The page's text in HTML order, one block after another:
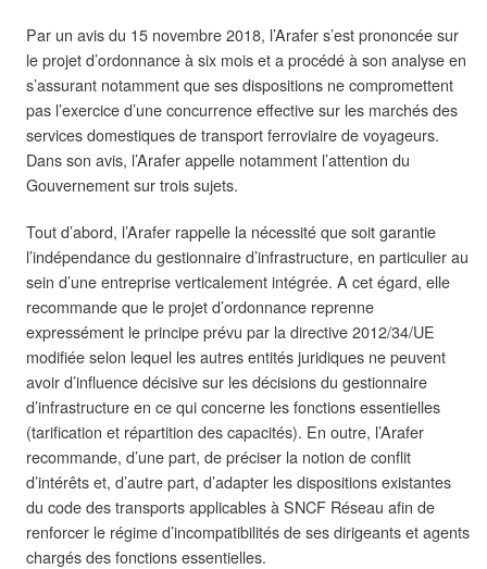
Par un avis du 15 novembre 2018, l’Arafer s’est prononcée sur
le projet d’ordonnance à six mois et a procédé à son analyse en
s’assurant notamment que ses dispositions ne compromettent
pas l’exercice d’une concurrence effective sur les marchés des
services domestiques de transport ferroviaire de voyageurs.
Dans son avis, l’Arafer appelle notamment l’attention du
Gouvernement sur trois sujets.
Tout d’abord, l’Arafer rappelle la nécessité que soit garantie
l’indépendance du gestionnaire d’infrastructure, en particulier au
sein d’une entreprise verticalement intégrée. A cet égard, elle
recommande que le projet d’ordonnance reprenne
expressément le principe prévu par la directive 2012/34/UE
modifiée selon lequel les autres entités juridiques ne peuvent
avoir d’influence décisive sur les décisions du gestionnaire
d’infrastructure en ce qui concerne les fonctions essentielles
(tarification et répartition des capacités). En outre, l’Arafer
recommande, d’une part, de préciser la notion de conflit
d’intérêts et, d’autre part, d’adapter les dispositions existantes
du code des transports applicables à SNCF Réseau afin de
renforcer le régime d’incompatibilités de ses dirigeants et agents
chargés des fonctions essentielles.